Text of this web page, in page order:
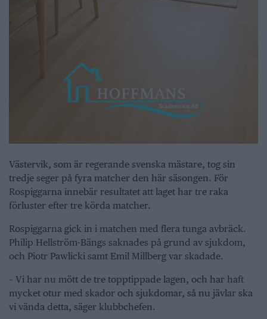
Västervik, som är regerande svenska mästare, tog sin
tredje seger på fyra matcher den här säsongen. För
Rospiggarna innebär resultatet att laget har tre raka
förluster efter tre körda matcher.
Rospiggarna gick in i matchen med flera tunga avbräck.
Philip Hellström-Bängs saknades på grund av sjukdom,
och Piotr Pawlicki samt Emil Millberg var skadade.
– Vi har nu mött de tre topptippade lagen, och har haft
mycket otur med skador och sjukdomar, så nu jävlar ska
vi vända detta, säger klubbchefen.